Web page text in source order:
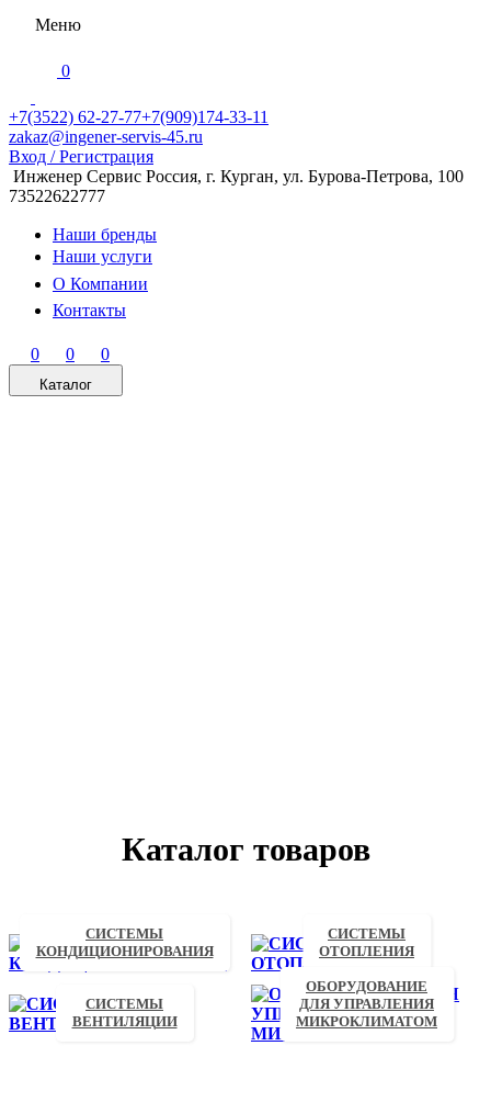
Меню
0
+7(3522) 62-27-77+7(909)174-33-11
zakaz@ingener-servis-45.ru
Вход / Регистрация
Инженер Сервис Россия, г. Курган, ул. Бурова-Петрова, 100
73522622777
Наши бренды
Наши услуги
О Компании
Контакты
0 0 0
Каталог
вентиляции под ключ.
Каталог товаров
СИСТЕМЫ
КОНДИЦИОНИРОВАНИЯ
СИСТЕМЫ
ОТОПЛЕНИЯ
СИСТЕМЫ
ВЕНТИЛЯЦИИ
ОБОРУДОВАНИЕ
ДЛЯ УПРАВЛЕНИЯ
МИКРОКЛИМАТОМ